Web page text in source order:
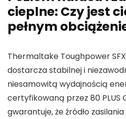
cieplne: Czy jest
pełnym
Thermaltake Toughpower
dostarcza stabilnej i
niesamowitą wydajnością
certyfikowaną przez 80 PLUS
gwarantuje, że źródło